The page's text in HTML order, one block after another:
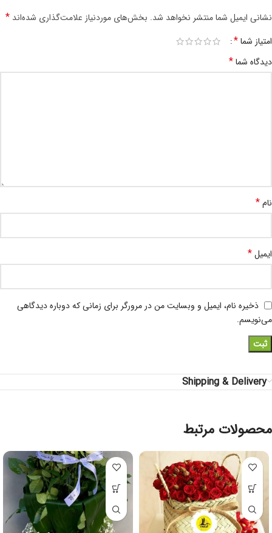
نشانی ایمیل شما منتشر نخواهد شد. بخش‌های موردنیاز علامت‌گذاری شده‌اند *
امتیاز شما*
دیدگاه شما*
نام*
ایمیل*
ذخیره نام، ایمیل و وبسایت من در مرورگر برای زمانی که دوباره دیدگاهی
می‌نویسم.
Shipping & Delivery
محصولات مرتبط